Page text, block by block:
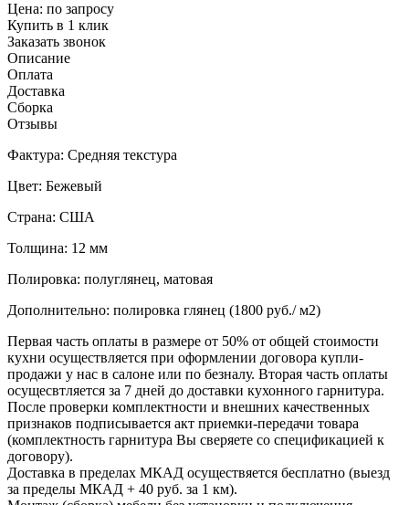
Цена: по запросу
Купить в 1 клик
Заказать звонок
Описание
Оплата
Доставка
Сборка
Отзывы
Фактура: Средняя текстура
Цвет: Бежевый
Страна: США
Толщина: 12 мм
Полировка: полуглянец, матовая
Дополнительно: полировка глянец (1800 руб./ м2)
Первая часть оплаты в размере от 50% от общей стоимости
кухни осуществляется при оформлении договора купли-
продажи у нас в салоне или по безналу. Вторая часть оплаты
осущесвтляется за 7 дней до доставки кухонного гарнитура.
После проверки комплектности и внешних качественных
признаков подписывается акт приемки-передачи товара
(комплектность гарнитура Вы сверяете со спецификацией к
договору).
Доставка в пределах МКАД осуществяется бесплатно (выезд
за пределы МКАД + 40 руб. за 1 км).